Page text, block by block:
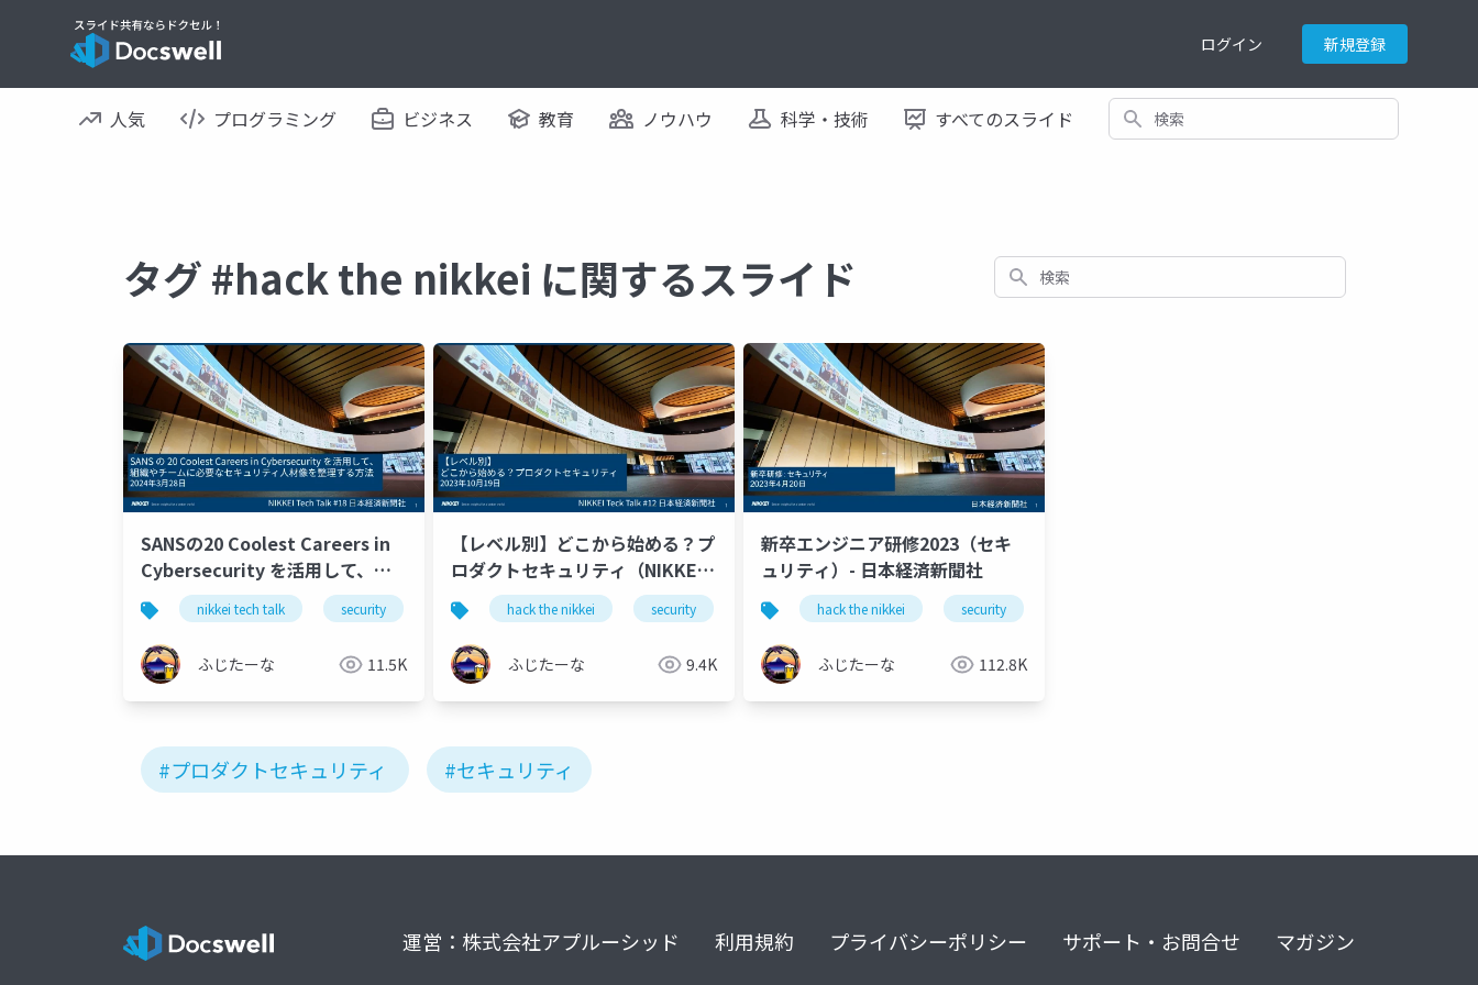
ログイン 新規登録
人気 プログラミング ビジネス 教育 ノウハウ 科学・技術 すべてのスライド 検索
タグ #hack the nikkei に関するスライド 検索
SANSの20 Coolest Careers in
Cybersecurity を活用して、組
織やチームに必要なセキュリティ
人材像を整理する方法（NIKKEI
Tech Talk #18）
nikkei tech talk security hack the nikkei
ふじたーな 11.5K
【レベル別】どこから始める？プ
ロダクトセキュリティ（NIKKEI
Tech Talk #12）
hack the nikkei security nikkei tech talk
ふじたーな 9.4K
新卒エンジニア研修2023（セキ
ュリティ）- 日本経済新聞社
hack the nikkei security
ふじたーな 112.8K
#プロダクトセキュリティ #セキュリティ
運営：株式会社アプルーシッド 利用規約 プライバシーポリシー サポート・お問合せ マガジン